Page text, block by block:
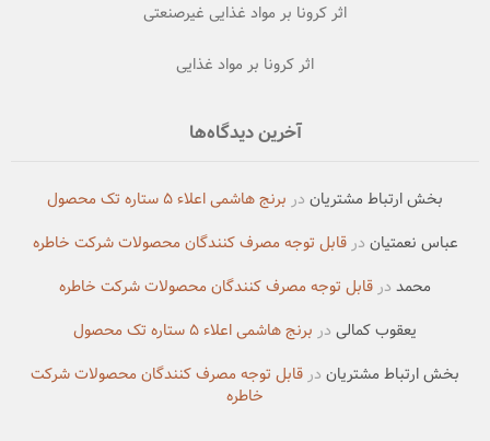
اثر کرونا بر مواد غذایی غیرصنعتی
اثر کرونا بر مواد غذایی
آخرین دیدگاه‌ها
بخش ارتباط مشتریان در برنج هاشمی اعلاء ۵ ستاره تک محصول
عباس نعمتیان درقابل توجه مصرف کنندگان محصولات شرکت خاطره
محمد درقابل توجه مصرف کنندگان محصولات شرکت خاطره
یعقوب کمالی در برنج هاشمی اعلاء ۵ ستاره تک محصول
بخش ارتباط مشتریان درقابل توجه مصرف کنندگان محصولات شرکت
خاطره